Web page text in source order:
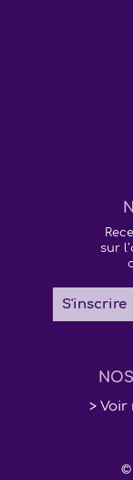
sur
S'inscrire
>
©